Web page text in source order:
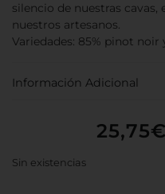
silencio de nuestras
nuestros artesanos.
Variedades: 85% pinot noir
Información Adicional
25,75€
Sin existencias